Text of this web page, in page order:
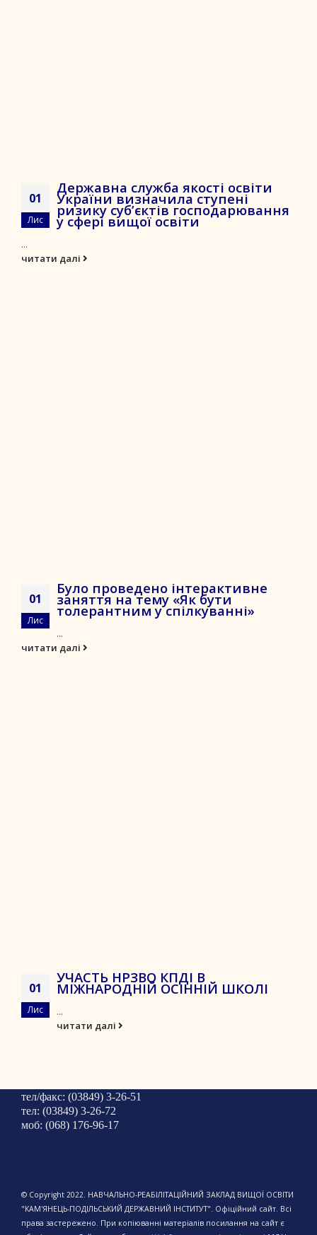
01
Лис
Державна служба якості освіти
України визначила ступені
ризику суб’єктів господарювання
у сфері вищої освіти
...
читати далі
01
Лис
Було проведено інтерактивне
заняття на тему «Як бути
толерантним у спілкуванні»
...
читати далі
01
Лис
УЧАСТЬ НРЗВО КПДІ В
МІЖНАРОДНІЙ ОСІННІЙ ШКОЛІ
...
читати далі
тел/факс: (03849) 3-26-51
тел: (03849) 3-26-72
моб: (068) 176-96-17
© Copyright 2022. НАВЧАЛЬНО-РЕАБІЛІТАЦІЙНИЙ ЗАКЛАД ВИЩОЇ ОСВІТИ
"КАМ'ЯНЕЦЬ-ПОДІЛЬСЬКИЙ ДЕРЖАВНИЙ ІНСТИТУТ". Офіційний сайт. Всі
права застережено. При копіюванні матеріалів посилання на сайт є